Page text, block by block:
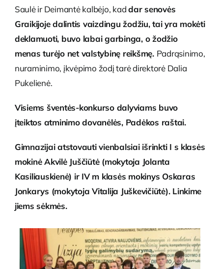
Saulė ir Deimantė kalbėjo, kaddar senovės
Graikijoje dalintis vaizdingu žodžiu, tai yra mokėti
deklamuoti, buvo labai garbinga, o žodžio
menas turėjo net valstybinę reikšmę. Padrąsinimo,
nuraminimo, įkvėpimo žodį tarė direktorė Dalia
Pukelienė.
Visiems šventės-konkurso dalyviams buvo
įteiktos atminimo dovanėlės, Padėkos raštai.
Gimnazijai atstovauti vienbalsiai išrinkti I s klasės
mokinė Akvilė Juščiūtė (mokytoja Jolanta
Kasiliauskienė) ir IV m klasės mokinys Oskaras
Jonkarys (mokytoja Vitalija Juškevičiūtė). Linkime
jiems sėkmės.